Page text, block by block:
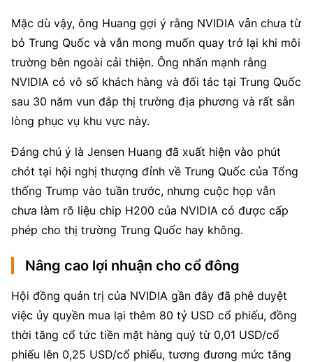
Mặc dù vậy, ông Huang gợi ý rằng NVIDIA vẫn chưa từ
bỏ Trung Quốc và vẫn mong muốn quay trở lại khi môi
trường bên ngoài cải thiện. Ông nhấn mạnh rằng
NVIDIA có vô số khách hàng và đối tác tại Trung Quốc
sau 30 năm vun đắp thị trường địa phương và rất sẵn
lòng phục vụ khu vực này.
Đáng chú ý là Jensen Huang đã xuất hiện vào phút
chót tại hội nghị thượng đỉnh về Trung Quốc của Tổng
thống Trump vào tuần trước, nhưng cuộc họp vẫn
chưa làm rõ liệu chip H200 của NVIDIA có được cấp
phép cho thị trường Trung Quốc hay không.
Nâng cao lợi nhuận cho cổ đông
Hội đồng quản trị của NVIDIA gần đây đã phê duyệt
việc ủy quyền mua lại thêm 80 tỷ USD cổ phiếu, đồng
thời tăng cổ tức tiền mặt hàng quý từ 0,01 USD/cổ
phiếu lên 0,25 USD/cổ phiếu, tương đương mức tăng